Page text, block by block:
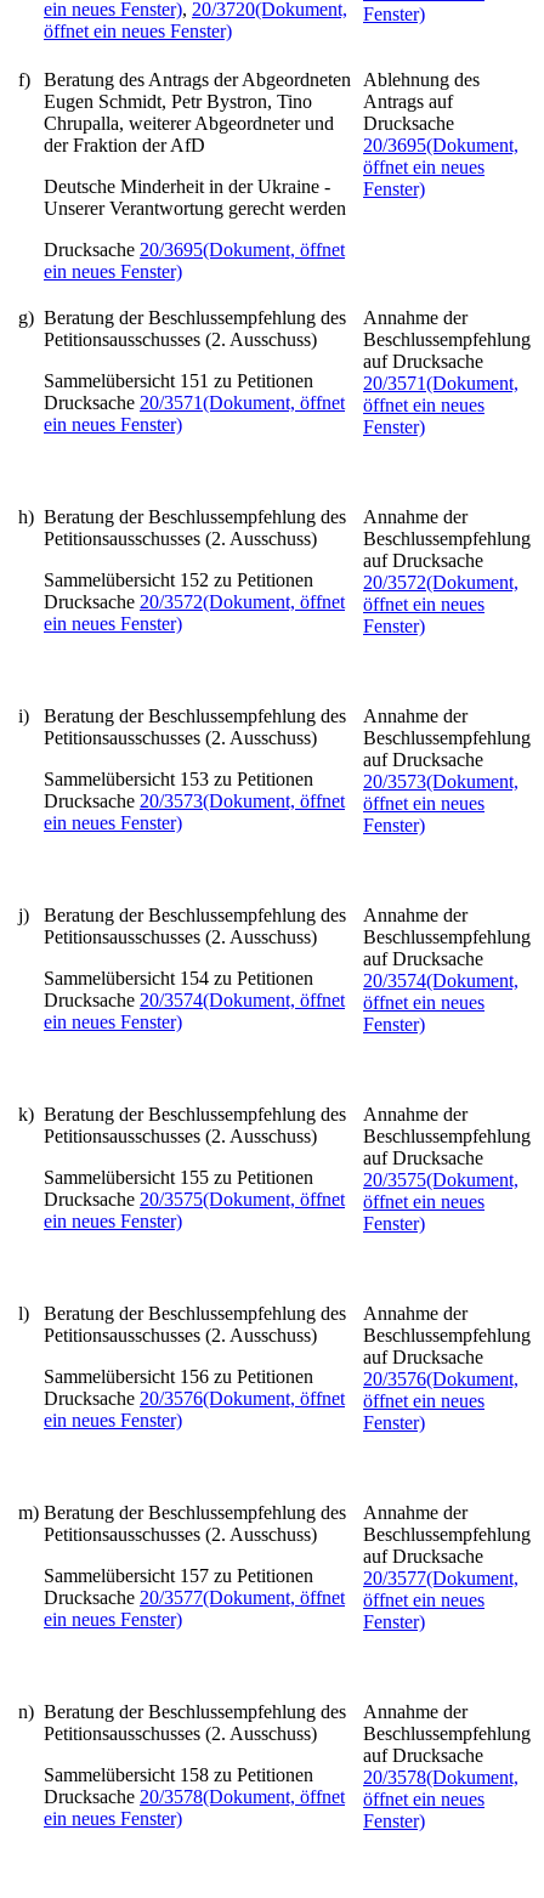
ein neues Fenster), 20/3720(Dokument,
öffnet ein neues Fenster)
Fenster)
f)
Beratung des Antrags der Abgeordneten
Eugen Schmidt, Petr Bystron, Tino
Chrupalla, weiterer Abgeordneter und
der Fraktion der AfD
Deutsche Minderheit in der Ukraine -
Unserer Verantwortung gerecht werden
Drucksache 20/3695(Dokument, öffnet
ein neues Fenster)
Ablehnung des
Antrags auf
Drucksache
20/3695(Dokument,
öffnet ein neues
Fenster)
g) Beratung der Beschlussempfehlung des
Petitionsausschusses (2. Ausschuss)
Sammelübersicht 151 zu Petitionen
Drucksache 20/3571(Dokument, öffnet
ein neues Fenster)
Annahme der
Beschlussempfehlung
auf Drucksache
20/3571(Dokument,
öffnet ein neues
Fenster)
h) Beratung der Beschlussempfehlung des
Petitionsausschusses (2. Ausschuss)
Sammelübersicht 152 zu Petitionen
Drucksache 20/3572(Dokument, öffnet
ein neues Fenster)
Annahme der
Beschlussempfehlung
auf Drucksache
20/3572(Dokument,
öffnet ein neues
Fenster)
i)
Beratung der Beschlussempfehlung des
Petitionsausschusses (2. Ausschuss)
Sammelübersicht 153 zu Petitionen
Drucksache 20/3573(Dokument, öffnet
ein neues Fenster)
Annahme der
Beschlussempfehlung
auf Drucksache
20/3573(Dokument,
öffnet ein neues
Fenster)
j)
Beratung der Beschlussempfehlung des
Petitionsausschusses (2. Ausschuss)
Sammelübersicht 154 zu Petitionen
Drucksache 20/3574(Dokument, öffnet
ein neues Fenster)
Annahme der
Beschlussempfehlung
auf Drucksache
20/3574(Dokument,
öffnet ein neues
Fenster)
k) Beratung der Beschlussempfehlung des
Petitionsausschusses (2. Ausschuss)
Sammelübersicht 155 zu Petitionen
Drucksache 20/3575(Dokument, öffnet
ein neues Fenster)
Annahme der
Beschlussempfehlung
auf Drucksache
20/3575(Dokument,
öffnet ein neues
Fenster)
l)
Beratung der Beschlussempfehlung des
Petitionsausschusses (2. Ausschuss)
Sammelübersicht 156 zu Petitionen
Drucksache 20/3576(Dokument, öffnet
ein neues Fenster)
Annahme der
Beschlussempfehlung
auf Drucksache
20/3576(Dokument,
öffnet ein neues
Fenster)
m) Beratung der Beschlussempfehlung des
Petitionsausschusses (2. Ausschuss)
Sammelübersicht 157 zu Petitionen
Drucksache 20/3577(Dokument, öffnet
ein neues Fenster)
Annahme der
Beschlussempfehlung
auf Drucksache
20/3577(Dokument,
öffnet ein neues
Fenster)
n) Beratung der Beschlussempfehlung des
Petitionsausschusses (2. Ausschuss)
Sammelübersicht 158 zu Petitionen
Drucksache 20/3578(Dokument, öffnet
ein neues Fenster)
Annahme der
Beschlussempfehlung
auf Drucksache
20/3578(Dokument,
öffnet ein neues
Fenster)